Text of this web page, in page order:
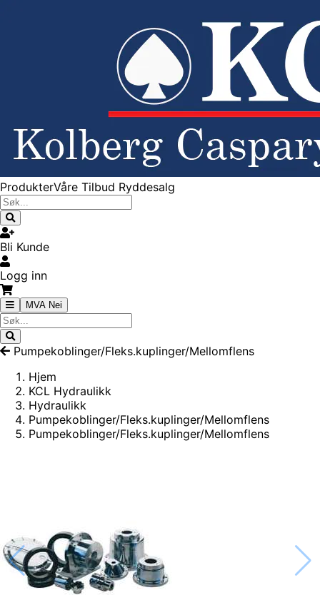
ProdukterVåre Tilbud Ryddesalg
Bli Kunde
Logg inn
MVA Nei
Pumpekoblinger/Fleks.kuplinger/Mellomflens
Hjem
KCL Hydraulikk
Hydraulikk
Pumpekoblinger/Fleks.kuplinger/Mellomflens
Pumpekoblinger/Fleks.kuplinger/Mellomflens